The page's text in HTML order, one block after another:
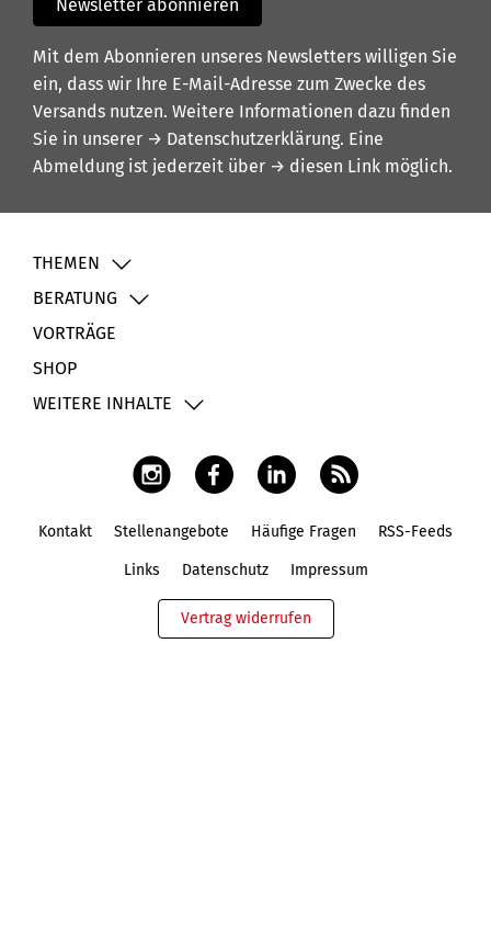
Newsletter abonnieren
Mit dem Abonnieren unseres Newsletters willigen Sie
ein, dass wir Ihre E-Mail-Adresse zum Zwecke des
Versands nutzen. Weitere Informationen dazu finden
Sie in unserer → Datenschutzerklärung. Eine
Abmeldung ist jederzeit über → diesen Link möglich.
THEMEN
BERATUNG
VORTRÄGE
SHOP
WEITERE INHALTE
Kontakt Stellenangebote Häufige Fragen RSS-Feeds
Links Datenschutz Impressum
Vertrag widerrufen